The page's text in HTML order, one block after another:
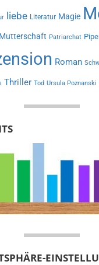
liebe Literatur Magie
Mutterschaft Patriarchat
Roman
Thriller Tod Ursula Poznanski